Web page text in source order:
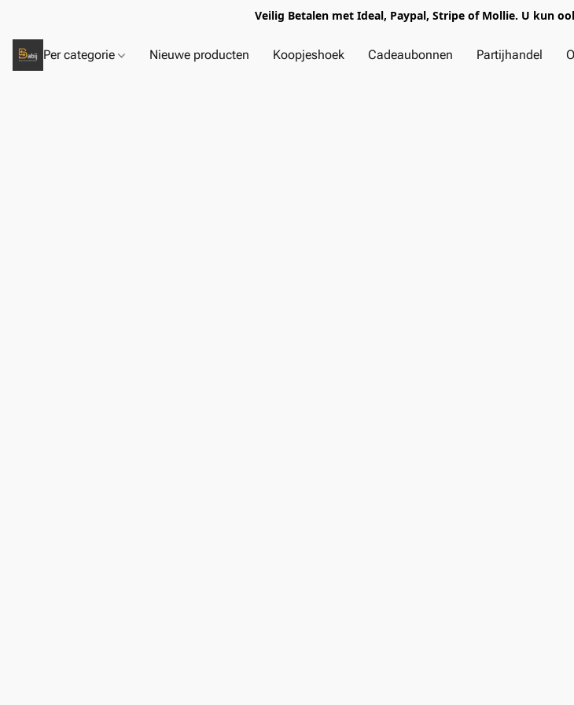
Veilig Betalen met Ideal, Paypal, Stripe of Mollie. U kun
Per categorie Nieuwe producten Koopjeshoek Cadeaubonnen Partijhandel